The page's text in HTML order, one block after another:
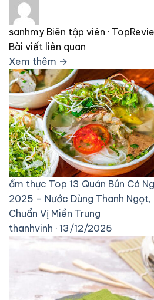
sanhmy Biên tập viên ·
Bài viết liên quan
Xem thêm →
ẩm thực Top 13 Quán Bún Cá
2025 – Nước Dùng Thanh
Chuẩn Vị Miền Trung
thanhvinh · 13/12/2025